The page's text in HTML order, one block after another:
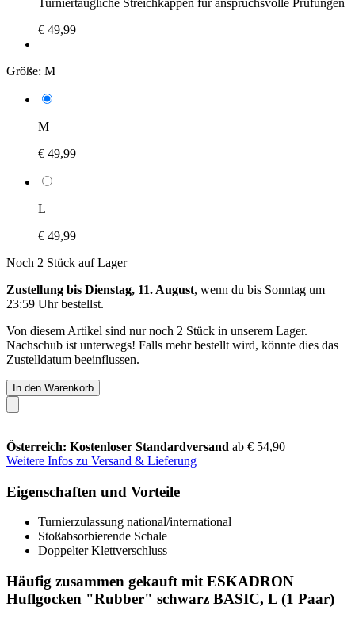
€ 49,99
Größe: M
M
€ 49,99
L
€ 49,99
Noch 2 Stück auf Lager
Zustellung bis Dienstag, 11. August, wenn du bis Sonntag um
23:59 Uhrbestellst.
Von diesem Artikel sind nur noch 2 Stück in unserem Lager.
Nachschub ist unterwegs! Falls mehr bestellt wird, könnte dies das
Zustelldatum beeinflussen.
In den Warenkorb
Österreich: Kostenloser Standardversand ab € 54,90
Weitere Infos zu Versand & Lieferung
Eigenschaften und Vorteile
Turnierzulassung national/international
Stoßabsorbierende Schale
Doppelter Klettverschluss
Häufig zusammen gekauft mit ESKADRON
Huflgocken "Rubber" schwarz BASIC, L (1 Paar)